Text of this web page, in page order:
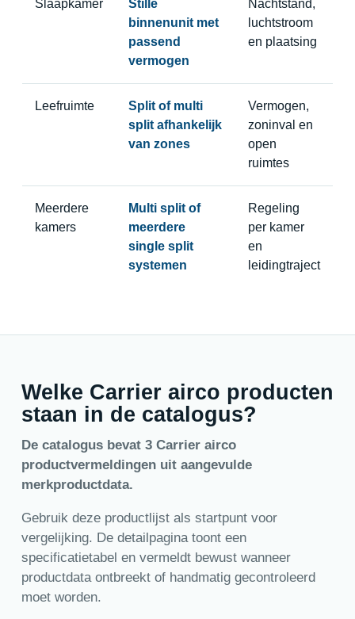
Slaapkamer
Stille
binnenunit met
passend
vermogen
Nachtstand,
luchtstroom
en plaatsing
Leefruimte
Split of multi
split afhankelijk
van zones
Vermogen,
zoninval en
open
ruimtes
Meerdere
kamers
Multi split of
meerdere
single split
systemen
Regeling
per kamer
en
leidingtraject
Welke Carrier airco producten
staan in de catalogus?
De catalogus bevat 3 Carrier airco
productvermeldingen uit aangevulde
merkproductdata.
Gebruik deze productlijst als startpunt voor
vergelijking. De detailpagina toont een
specificatietabel en vermeldt bewust wanneer
productdata ontbreekt of handmatig gecontroleerd
moet worden.